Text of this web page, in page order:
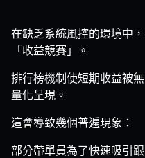
在缺乏系統風控的環境中
「收益競賽」。
排行榜機制使短期收益被
量化呈現。
這會導致幾個普遍現象：
部分帶單員為了快速吸引